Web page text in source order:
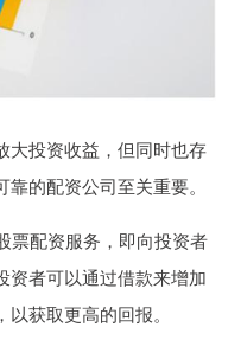
大投资收益，但同时也存
的配资公司至关重要。
票配资服务，即向投资者
资者可以通过借款来增加
获取更高的回报。